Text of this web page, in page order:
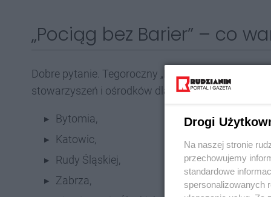
„Pociąg bez Barier” – co
Dobre pytanie. Tegoroczny „Pociąg bez Barier”
stowarzyszeń i ośrodków dla osób z
Bytomia,
Katowic,
Rudy Śląskiej,
Zabrza,
Drogi
Na naszej stronie
przechowujemy
standardowe
spersonalizowanych